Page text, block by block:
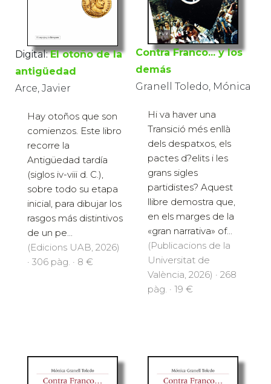
Digital: El otoño de la
antigüedad
Arce, Javier
Hay otoños que son
comienzos. Este libro
recorre la
Antigüedad tardía
(siglos iv-viii d. C.),
sobre todo su etapa
inicial, para dibujar los
rasgos más distintivos
de un pe...
(Edicions UAB, 2026)
· 306 pàg. · 8 €
Contra Franco... y los
demás
Granell Toledo, Mónica
Hi va haver una
Transició més enllà
dels despatxos, els
pactes d?elits i les
grans sigles
partidistes? Aquest
llibre demostra que,
en els marges de la
«gran narrativa» of...
(Publicacions de la
Universitat de
València, 2026) · 268
pàg. · 19 €